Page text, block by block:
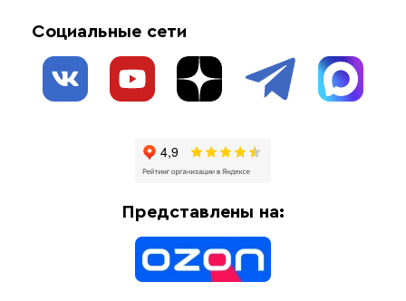
Взрывозащищенное оборудование
Системы защиты от протечки
Отопительное оборудование
Обогрев резервуаров
Обогрев трубопроводов
Блог
Социальные сети
Представлены на: